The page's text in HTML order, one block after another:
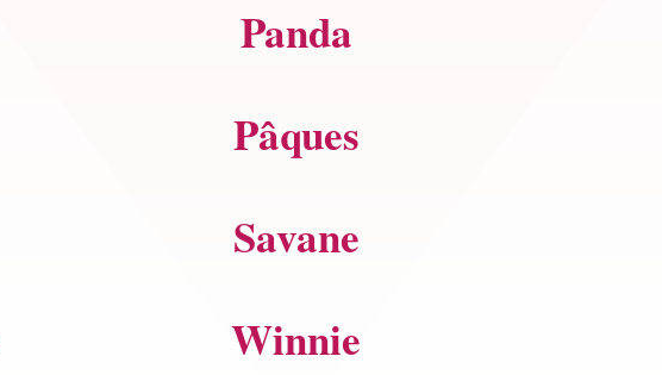
Panda
Pâques
Savane
Winnie